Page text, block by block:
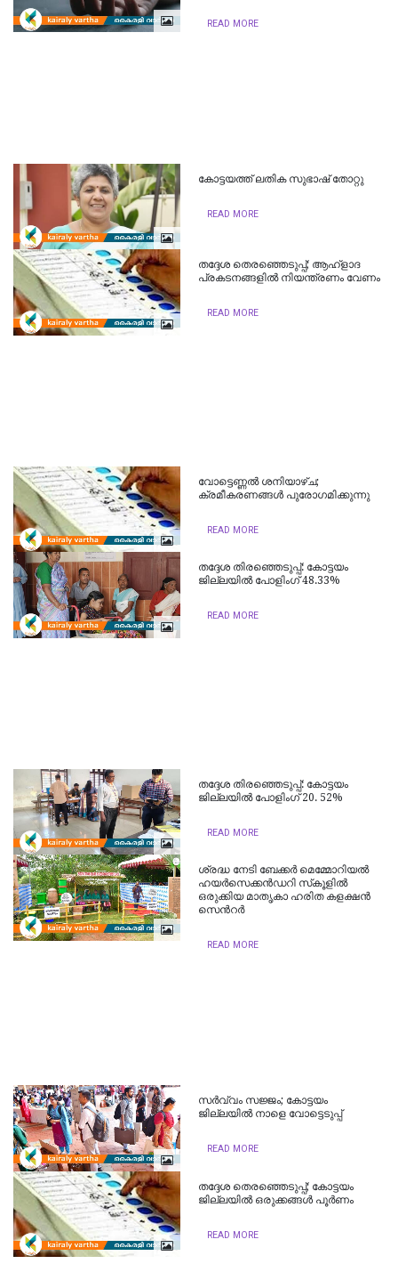
READ MORE
കോട്ടയത്ത് ലതിക സുഭാഷ് തോറ്റു
READ MORE
തദ്ദേശ തെരഞ്ഞെടുപ്പ്; ആഹ്‌ളാദ
പ്രകടനങ്ങളിൽ നിയന്ത്രണം വേണം
READ MORE
വോട്ടെണ്ണല്‍ ശനിയാഴ്ച;
ക്രമീകരണങ്ങള്‍ പുരോഗമിക്കുന്നു
READ MORE
തദ്ദേശ തിരഞ്ഞെടുപ്പ്: കോട്ടയം
ജില്ലയിൽ പോളിംഗ് 48.33%
READ MORE
തദ്ദേശ തിരഞ്ഞെടുപ്പ്: കോട്ടയം
ജില്ലയിൽ പോളിംഗ് 20. 52%
READ MORE
ശ്രദ്ധ നേടി ബേക്കർ മെമ്മോറിയൽ
ഹയർസെക്കൻഡറി സ്‌കൂളിൽ
ഒരുക്കിയ മാതൃകാ ഹരിത കളക്ഷൻ
സെന്‍റർ
READ MORE
സർവ്വം സജ്ജം; കോട്ടയം
ജില്ലയിൽ നാളെ വോട്ടെടുപ്പ്
READ MORE
തദ്ദേശ തെരഞ്ഞെടുപ്പ്; കോട്ടയം
ജില്ലയിൽ ഒരുക്കങ്ങൾ പൂർണം
READ MORE